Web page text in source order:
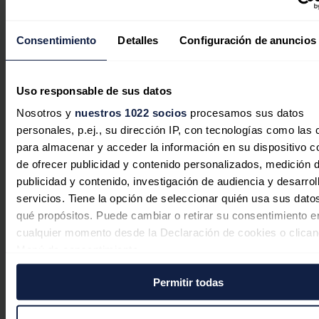
Consentimiento Detalles Configuración de anuncios
Uso responsable de sus datos
Nosotros y nuestros 1022 socios procesamos sus datos
personales, p.ej., su dirección IP, con tecnologías como las
para almacenar y acceder la información en su dispositivo
de ofrecer publicidad y contenido personalizados, medición
publicidad y contenido, investigación de audiencia y
servicios. Tiene la opción de seleccionar quién usa sus
qué propósitos. Puede cambiar o retirar su consentimiento
cualquier momento desde la Declaración de cookies o
Si lo permite, también quisiéramos:
Recopilar información sobre su ubicación geográfica
Permitir todas
aumentar en 2025 hasta los 14,6
años
Redacción06/08/2026